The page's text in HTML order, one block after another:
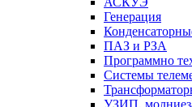
Генерация
ПАЗ и РЗА
Программно
Системы